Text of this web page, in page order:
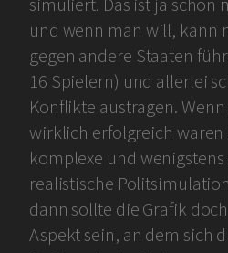
und wenn man will, kann
gegen andere Staaten
16 Spielern) und allerlei
Konflikte austragen.
wirklich erfolgreich
komplexe und
realistische
dann sollte die Grafik
Aspekt sein, an dem sich